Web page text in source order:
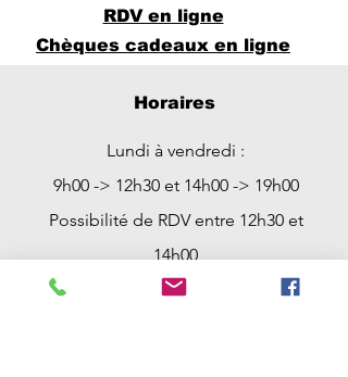
RDV en ligne
Chèques cadeaux en ligne
Horaires
Lundi à vendredi :
9h00 -> 12h30 et 14h00 -> 19h00
Possibilité de RDV entre 12h30 et
14h00